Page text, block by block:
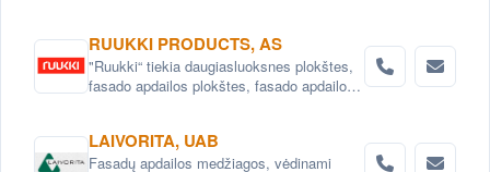
RUUKKI PRODUCTS, AS
"Ruukki“ tiekia daugiasluoksnes plokštes,
fasado apdailos plokštes, fasado apdailos
LAIVORITA, UAB
Fasadų apdailos medžiagos, vėdinami